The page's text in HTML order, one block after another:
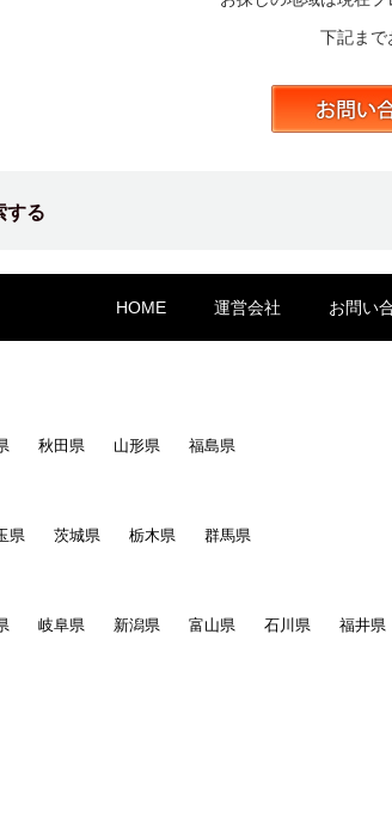
下記まで
する
HOME 運営会社 お問い
秋田県 山形県 福島県
県 茨城県 栃木県 群馬県
岐阜県 新潟県 富山県 石川県 福井県